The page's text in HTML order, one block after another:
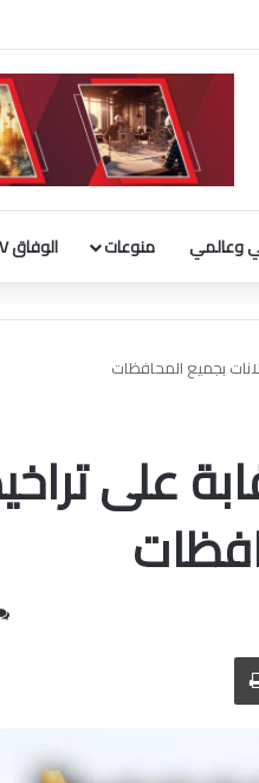
يطلق فعاليات «نادي المبدعين»
وعالمي منوعات الوفاق TV
بجميع المحافظات
على
الطباعة